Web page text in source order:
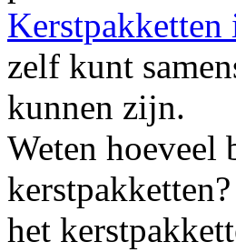
Kerstpakketten
zelf kunt
kunnen zijn.
Weten hoeveel
het